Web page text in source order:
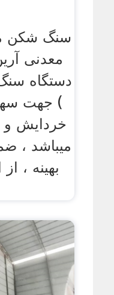
سنگ شکن
معدنی
دستگاه
) جهت
خردایش و
میباشد ،
بهینه ،